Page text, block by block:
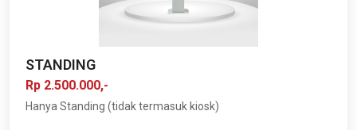
STANDING
Rp 2.500.000,-
Hanya Standing (tidak termasuk kiosk)